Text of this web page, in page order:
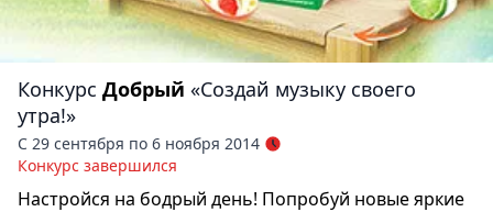
Конкурс Добрый «Создай музыку своего
утра!»
С 29 сентября по 6 ноября 2014
Конкурс завершился
Настройся на бодрый день! Попробуй новые яркие